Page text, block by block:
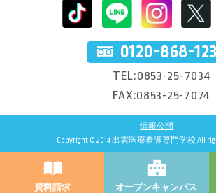
0120-868-123
TEL:0853-25-7034
FAX:0853-25-7074
情報公開
Copyright © 2014 出雲医療看護専門学校 All
資料請求 オープンキャンパス